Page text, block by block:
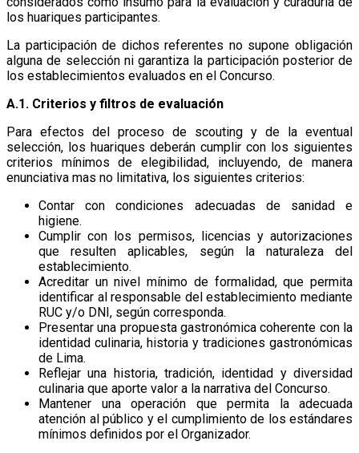
los huariques participantes.
La participación de dichos referentes no supone obligación
alguna de selección ni garantiza la participación posterior de
los establecimientos evaluados en el Concurso.
A.1. Criterios y filtros de evaluación
Para efectos del proceso de scouting y de la eventual
selección, los huariques deberán cumplir con los siguientes
criterios mínimos de elegibilidad, incluyendo, de manera
enunciativa mas no limitativa, los siguientes criterios:
Contar con condiciones adecuadas de sanidad e
higiene.
Cumplir con los permisos, licencias y autorizaciones
que resulten aplicables, según la naturaleza del
establecimiento.
Acreditar un nivel mínimo de formalidad, que permita
identificar al responsable del establecimiento mediante
RUC y/o DNI, según corresponda.
Presentar una propuesta gastronómica coherente con la
identidad culinaria, historia y tradiciones gastronómicas
de Lima.
Reflejar una historia, tradición, identidad y diversidad
culinaria que aporte valor a la narrativa del Concurso.
Mantener una operación que permita la adecuada
atención al público y el cumplimiento de los estándares
mínimos definidos por el Organizador.